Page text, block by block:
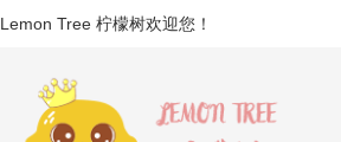
Lemon Tree 柠檬树欢迎您！